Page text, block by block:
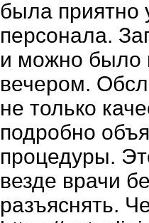
была приятно
персонала.
и можно было
вечером.
не только
подробно
процедуры.
везде врачи
разъяснять.